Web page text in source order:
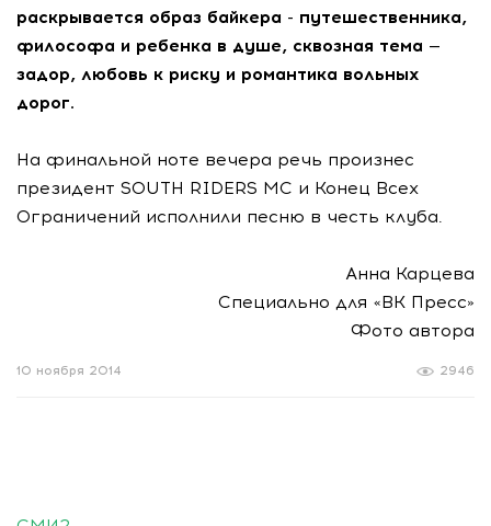
раскрывается образ байкера - путешественника,
философа и ребенка в душе, сквозная тема —
задор, любовь к риску и романтика вольных
дорог.
На финальной ноте вечера речь произнес
президент SOUTH RIDERS MC и Конец Всех
Ограничений исполнили песню в честь клуба.
Анна Карцева
Специально для «ВК Пресс»
Фото автора
2946
10 ноября 2014